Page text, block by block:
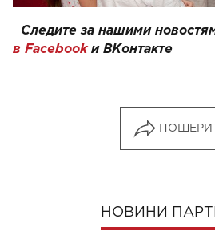
Следите за нашими
в Facebookи ВКонтакте
НОВИНИ